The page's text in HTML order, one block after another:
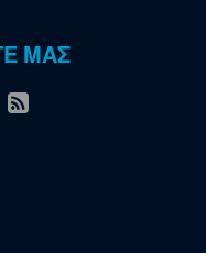
ΜΑΣ